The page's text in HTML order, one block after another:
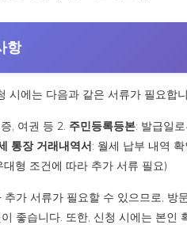
항
시에는 다음과 같은 서류가 필요합
, 여권 등 2. 주민등록등본: 발급일
통장 거래내역서: 월세 납부 내역 확
형 조건에 따라 추가 서류 필요)
가 서류가 필요할 수 있으므로, 방
좋습니다. 또한, 신청 시에는 본인